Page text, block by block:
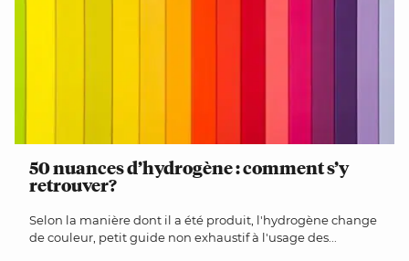
50 nuances d’hydrogène : comment s’y
retrouver?
Selon la manière dont il a été produit, l'hydrogène change
de couleur, petit guide non exhaustif à l'usage des...